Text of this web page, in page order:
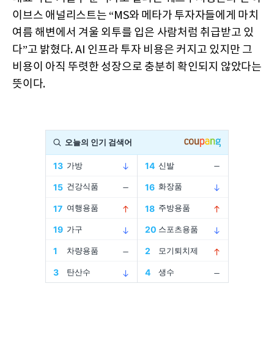
이브스 애널리스트는 “MS와 메타가 투자자들에게 마치
여름 해변에서 겨울 외투를 입은 사람처럼 취급받고 있
다”고 밝혔다. AI 인프라 투자 비용은 커지고 있지만 그
비용이 아직 뚜렷한 성장으로 충분히 확인되지 않았다는
뜻이다.